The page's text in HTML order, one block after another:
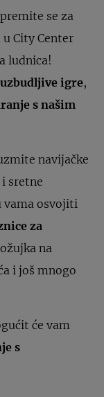
se za
City Center
ludnica!
uzbudljive igre,
s našim
navijačke
sretne
vama osvojiti
za
na
i još mnogo
će vam
s